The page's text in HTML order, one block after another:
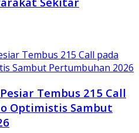
Tembus 215 Call
Optimistis Sambut